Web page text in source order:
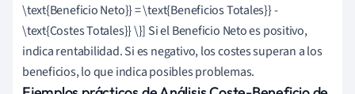
\text{Beneficio Neto}} = \text{Beneficios Totales}} -
\text{Costes Totales}} \}] Si el Beneficio Neto es positivo,
indica rentabilidad. Si es negativo, los costes superan a los
beneficios, lo que indica posibles problemas.